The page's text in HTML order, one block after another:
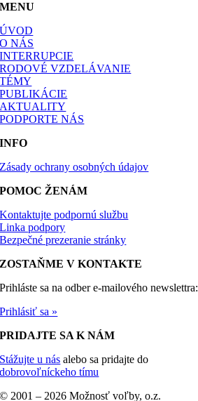
MENU
ÚVOD
O NÁS
INTERRUPCIE
RODOVÉ VZDELÁVANIE
TÉMY
PUBLIKÁCIE
AKTUALITY
PODPORTE NÁS
INFO
Zásady ochrany osobných údajov
POMOC ŽENÁM
Kontaktujte podpornú službu
Linka podpory
Bezpečné prezeranie stránky
ZOSTAŇME V KONTAKTE
Prihláste sa na odber e-mailového newslettra:
Prihlásiť sa »
PRIDAJTE SA K NÁM
Stážujte u nás alebo sa pridajte do
dobrovoľníckeho tímu
© 2001 – 2026 Možnosť voľby, o.z.